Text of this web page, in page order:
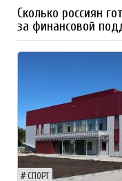
Сколько россиян
за финансовой
СПОРТ